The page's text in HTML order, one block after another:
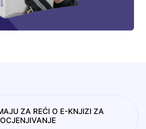
ZA REĆI O E-KNJIZI ZA
OCJENJIVANJE